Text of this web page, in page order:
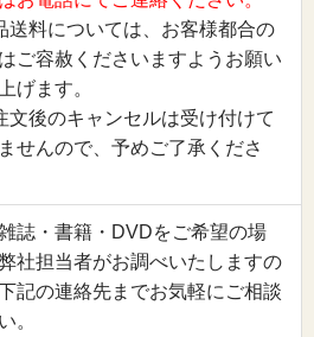
送料については、お客様都合の
ご容赦くださいますようお願い
げます。
文後のキャンセルは受け付けて
せんので、予めご了承くださ
誌・書籍・DVDをご希望の場
社担当者がお調べいたしますの
記の連絡先までお気軽にご相談
。